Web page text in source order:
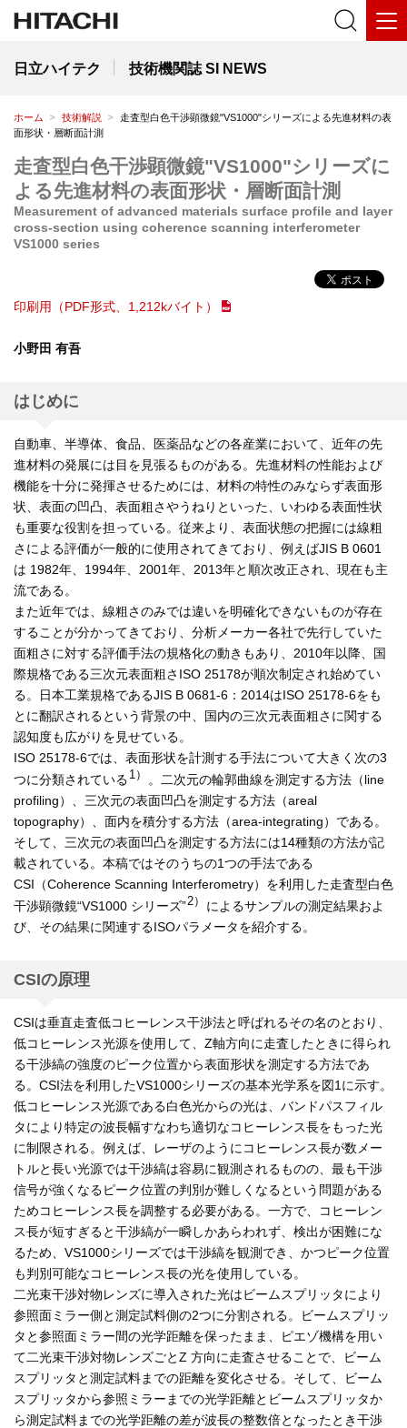
日立ハイテク 技術機関誌 SI NEWS
ホーム 技術解説
走査型白色干渉顕微鏡"VS1000"シリーズによる先進材料の表
面形状・層断面計測
走査型白色干渉顕微鏡"VS1000"シリーズに
よる先進材料の表面形状・層断面計測
Measurement of advanced materials surface profile and layer
cross-section using coherence scanning interferometer
VS1000 series
印刷用（PDF形式、1,212kバイト）
小野田 有吾
はじめに
自動車、半導体、食品、医薬品などの各産業において、近年の先
進材料の発展には目を見張るものがある。先進材料の性能および
機能を十分に発揮させるためには、材料の特性のみならず表面形
状、表面の凹凸、表面粗さやうねりといった、いわゆる表面性状
も重要な役割を担っている。従来より、表面状態の把握には線粗
さによる評価が一般的に使用されてきており、例えばJIS B 0601
は 1982年、1994年、2001年、2013年と順次改正され、現在も主
流である。
また近年では、線粗さのみでは違いを明確化できないものが存在
することが分かってきており、分析メーカー各社で先行していた
面粗さに対する評価手法の規格化の動きもあり、2010年以降、国
際規格である三次元表面粗さISO 25178が順次制定され始めてい
る。日本工業規格であるJIS B 0681-6：2014はISO 25178-6をも
とに翻訳されるという背景の中、国内の三次元表面粗さに関する
認知度も広がりを見せている。
ISO 25178-6では、表面形状を計測する手法について大きく次の3
つに分類されている 1）
。二次元の輪郭曲線を測定する方法（line
profiling）、三次元の表面凹凸を測定する方法（areal
topography）、面内を積分する方法（area-integrating）である。
そして、三次元の表面凹凸を測定する方法には14種類の方法が記
載されている。本稿ではそのうちの1つの手法である
CSI（Coherence Scanning Interferometry）を利用した走査型白色
干渉顕微鏡“VS1000 シリーズ”2）
によるサンプルの測定結果およ
び、その結果に関連するISOパラメータを紹介する。
CSIの原理
CSIは垂直走査低コヒーレンス干渉法と呼ばれるその名のとおり、
低コヒーレンス光源を使用して、Z軸方向に走査したときに得られ
る干渉縞の強度のピーク位置から表面形状を測定する方法であ
る。CSI法を利用したVS1000シリーズの基本光学系を図1に示す。
低コヒーレンス光源である白色光からの光は、バンドパスフィル
タにより特定の波長幅すなわち適切なコヒーレンス長をもった光
に制限される。例えば、レーザのようにコヒーレンス長が数メー
トルと長い光源では干渉縞は容易に観測されるものの、最も干渉
信号が強くなるピーク位置の判別が難しくなるという問題がある
ためコヒーレンス長を調整する必要がある。一方で、コヒーレン
ス長が短すぎると干渉縞が一瞬しかあらわれず、検出が困難にな
るため、VS1000シリーズでは干渉縞を観測でき、かつピーク位置
も判別可能なコヒーレンス長の光を使用している。
二光束干渉対物レンズに導入された光はビームスプリッタにより
参照面ミラー側と測定試料側の2つに分割される。ビームスプリッ
タと参照面ミラー間の光学距離を保ったまま、ピエゾ機構を用い
て二光束干渉対物レンズごとZ 方向に走査させることで、ビーム
スプリッタと測定試料までの距離を変化させる。そして、ビーム
スプリッタから参照ミラーまでの光学距離とビームスプリッタか
ら測定試料までの光学距離の差が波長の整数倍となったとき干渉